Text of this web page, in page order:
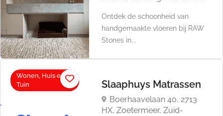
Ontdek de schoonheid van
handgemaakte vloeren bij RAW
Stones in...
Wonen, Huis en
Tuin
Slaaphuys Matrassen
Boerhaavelaan 40, 2713
HX, Zoetermeer, Zuid-